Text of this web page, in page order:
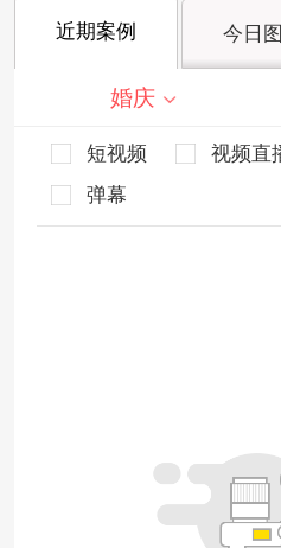
近期案例 今日
婚庆
短视频 视频直
弹幕